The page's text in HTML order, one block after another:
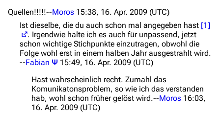
Das Stargate-Universum
Themenportal
Personen
Völker
Orte
Objekte
Quellen!!!!!--Moros 15:38, 16. Apr. 2009 (UTC)
Ist dieselbe, die du auch schon mal angegeben hast [1]
. Irgendwie halte ich es auch für unpassend, jetzt
schon wichtige Stichpunkte einzutragen, obwohl die
Folge wohl erst in einem halben Jahr ausgestrahlt wird.
--Fabian Ψ 15:49, 16. Apr. 2009 (UTC)
Hast wahrscheinlich recht. Zumahl das
Komunikatonsproblem, so wie ich das verstanden
hab, wohl schon früher gelöst wird.--Moros 16:03,
16. Apr. 2009 (UTC)